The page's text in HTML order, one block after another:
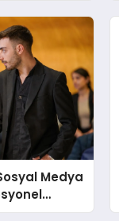
Medya
Çözüm